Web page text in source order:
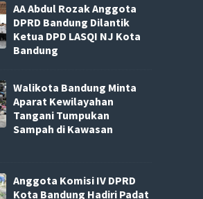
AA Abdul Rozak Anggota
DPRD Bandung Dilantik
Ketua DPD LASQI NJ Kota
Bandung
Walikota Bandung Minta
Aparat Kewilayahan
Tangani Tumpukan
Sampah di Kawasan
Anggota Komisi IV DPRD
Kota Bandung Hadiri Padat